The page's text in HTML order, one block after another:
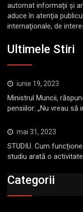
automat informaţii şi
aduce în atenţia
internaţionale, de
Ultimele Stiri
iunie 19, 2023
Ministrul Muncii,
pensiilor: „Nu vreau să
mai 31, 2023
STUDIU. Cum
studiu arată o
Categorii